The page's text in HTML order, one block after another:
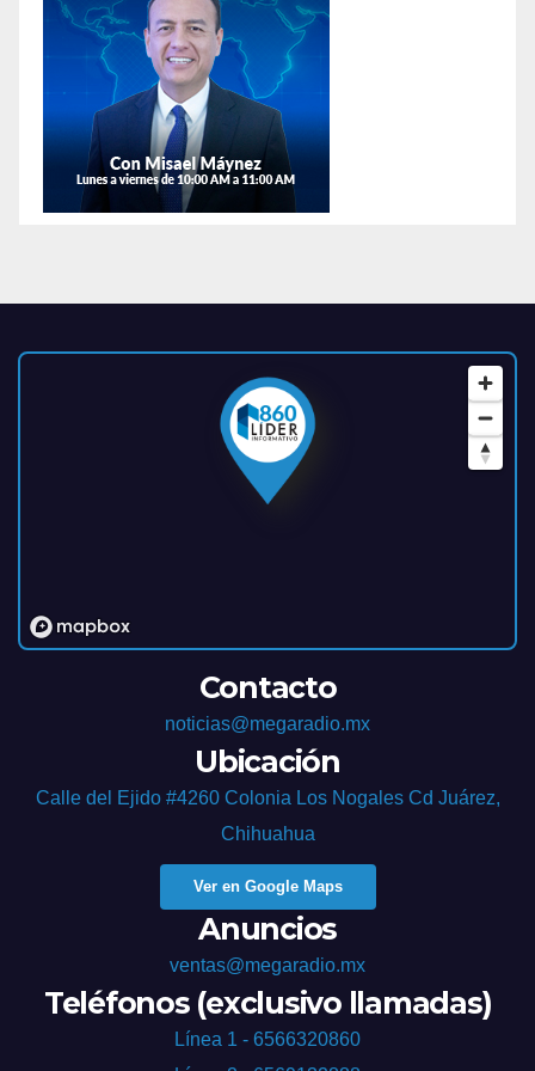
Contacto
noticias@megaradio.mx
Ubicación
Calle del Ejido #4260 Colonia Los Nogales Cd Juárez,
Chihuahua
Ver en Google Maps
Anuncios
ventas@megaradio.mx
Teléfonos (exclusivo llamadas)
Línea 1 - 6566320860